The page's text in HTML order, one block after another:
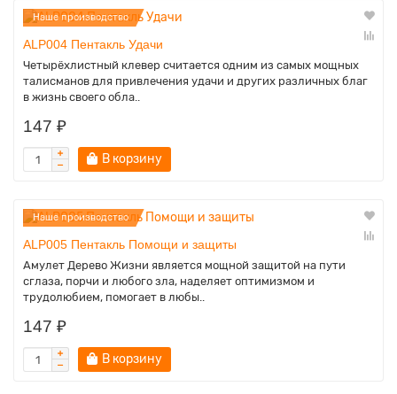
Наше производство
ALP004 Пентакль Удачи
Четырёхлистный клевер считается одним из самых мощных
талисманов для привлечения удачи и других различных благ
в жизнь своего обла..
147 ₽
В корзину
Наше производство
ALP005 Пентакль Помощи и защиты
Амулет Дерево Жизни является мощной защитой на пути
сглаза, порчи и любого зла, наделяет оптимизмом и
трудолюбием, помогает в любы..
147 ₽
В корзину